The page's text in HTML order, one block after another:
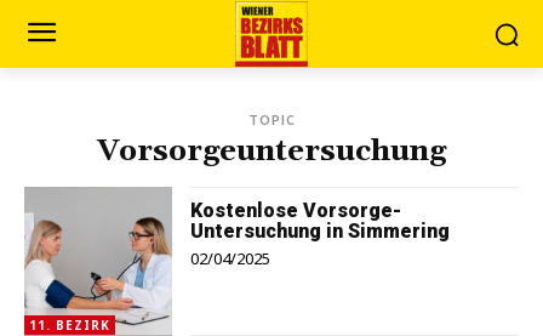
TOPIC
Vorsorgeuntersuchung
11. BEZIRK
Kostenlose Vorsorge-
Untersuchung in Simmering
02/04/2025